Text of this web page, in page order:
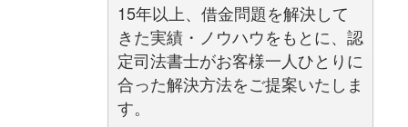
15年以上、借金問題を解決して
きた実績・ノウハウをもとに、認
定司法書士がお客様一人ひとりに
合った解決方法をご提案いたしま
す。